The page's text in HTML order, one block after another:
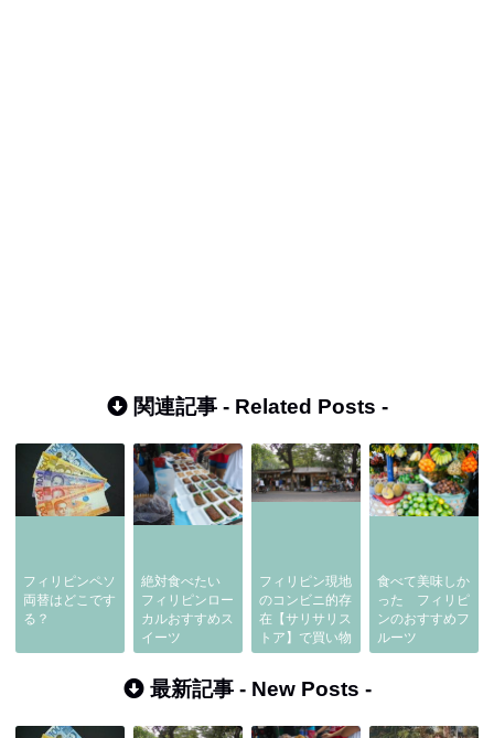
関連記事 - Related Posts -
フィリピンペソ
両替はどこです
る？
絶対食べたい
フィリピンロー
カルおすすめス
イーツ
フィリピン現地
のコンビニ的存
在【サリサリス
トア】で買い物
食べて美味しか
った フィリピ
ンのおすすめフ
ルーツ
最新記事 - New Posts -